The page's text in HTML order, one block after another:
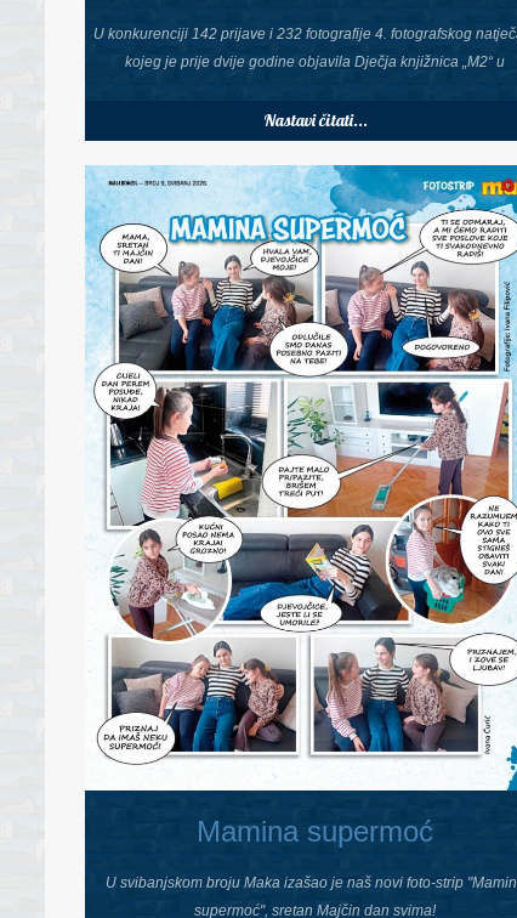
U konkurenciji 142 prijave i 232 fotografije 4. fotografskog
kojeg je prije dvije godine objavila Dječja knjižnica „M2“ u
Nastavi čitati...
Mamina supermoć
U svibanjskom broju Maka izašao je naš novi foto-strip
supermoć", sretan Majčin dan svima!